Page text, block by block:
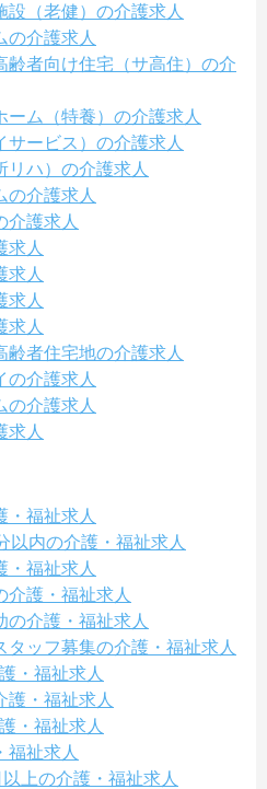
（老健）の介護求人
の介護求人
齢者向け住宅（サ高住）の介
ム（特養）の介護求人
ービス）の介護求人
リハ）の介護求人
の介護求人
介護求人
求人
求人
求人
求人
者住宅地の介護求人
の介護求人
の介護求人
求人
・福祉求人
以内の介護・福祉求人
・福祉求人
介護・福祉求人
の介護・福祉求人
ッフ募集の介護・福祉求人
・福祉求人
護・福祉求人
・福祉求人
福祉求人
上の介護・福祉求人